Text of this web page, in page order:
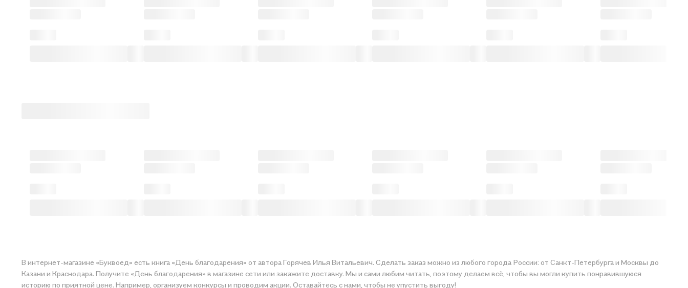
В интернет-магазине «Буквоед» есть книга «День благодарения» от автора Горячев Илья Витальевич. Сделать заказ можно из любого города России: от Санкт-Петербурга и Москвы до
Казани и Краснодара. Получите «День благодарения» в магазине сети или закажите доставку. Мы и сами любим читать, поэтому делаем всё, чтобы вы могли купить понравившуюся
историю по приятной цене. Например, организуем конкурсы и проводим акции. Оставайтесь с нами, чтобы не упустить выгоду!